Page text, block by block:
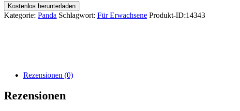
Kostenlos herunterladen
Kategorie: Panda Schlagwort: Für Erwachsene Produkt-ID:14343
Rezensionen (0)
Rezensionen